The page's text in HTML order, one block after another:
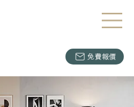
免費報價